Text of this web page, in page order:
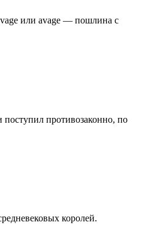
или avage — пошлина с
противозаконно, по
королей.